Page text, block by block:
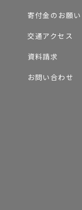
寄付金のお願い
交通アクセス
資料請求
お問い合わせ